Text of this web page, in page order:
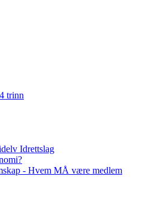
trinn
Idrettslag
- Hvem MÅ være medlem